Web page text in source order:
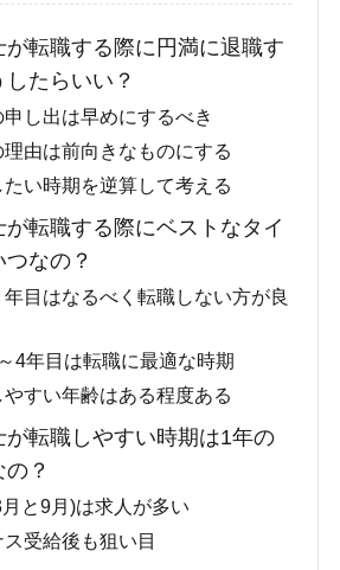
が転職する際に円満に退職す
たらいい？
し出は早めにするべき
理由は前向きなものにする
たい時期を逆算して考える
が転職する際にベストなタイ
つなの？
年目はなるべく転職しない方が良
4年目は転職に最適な時期
やすい年齢はある程度ある
が転職しやすい時期は1年の
？
と9月)は求人が多い
ス受給後も狙い目